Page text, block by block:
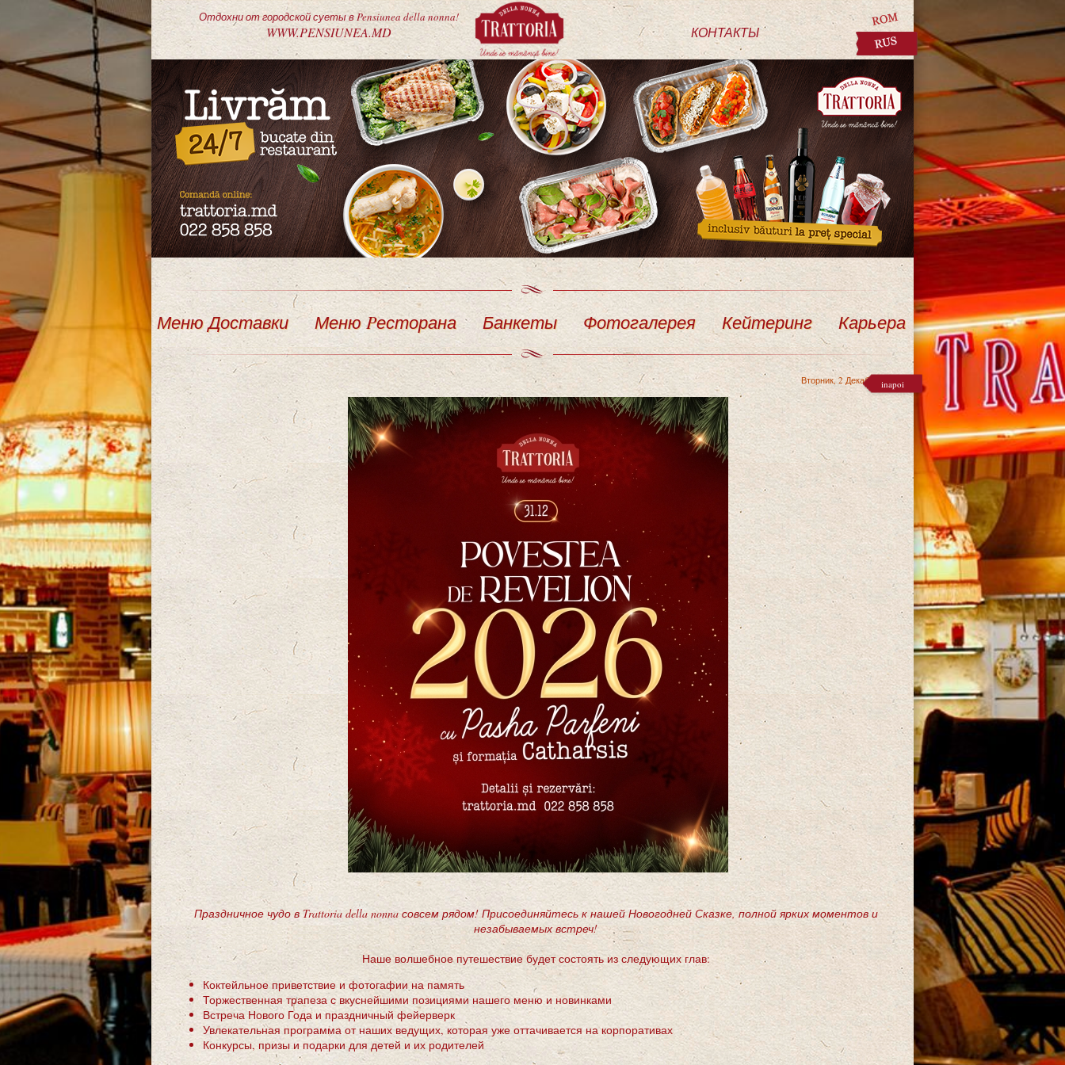
Отдохни от городской суеты в Pensiunea della nonna!
WWW.PENSIUNEA.MD КОНТАКТЫ
Меню Доставки Меню Pесторана Банкеты Фотогалерея Кейтеринг Карьера
inapoi
Вторник, 2 Декабрь 2025
Праздничное чудо в Trattoria della nonna совсем рядом! Присоединяйтесь к нашей Новогодней Сказке, полной ярких моментов и
незабываемых встреч!
Наше волшебное путешествие будет состоять из следующих глав:
Коктейльное приветствие и фотогафии на память
Торжественная трапеза с вкуснейшими позициями нашего меню и новинками
Встреча Нового Года и праздничный фейерверк
Увлекательная программа от наших ведущих, которая уже оттачивается на корпоративах
Конкурсы, призы и подарки для детей и их родителей